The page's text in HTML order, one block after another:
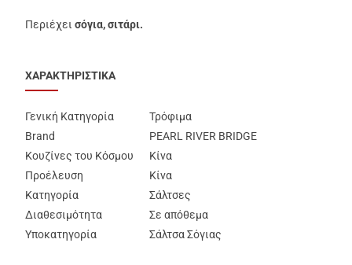
Περιέχεισόγια, σιτάρι.
ΧΑΡΑΚΤΗΡΙΣΤΙΚΑ
Γενική Κατηγορία
Τρόφιμα
Brand
PEARL RIVER BRIDGE
Κουζίνες του Κόσμου
Κίνα
Προέλευση
Κίνα
Κατηγορία
Σάλτσες
Διαθεσιμότητα
Σε απόθεμα
Υποκατηγορία
Σάλτσα Σόγιας